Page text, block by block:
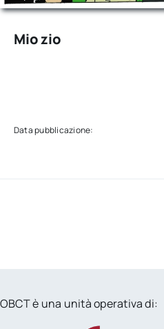
Mio zio
Data pubblicazione:
OBCT è una unità operativa di: